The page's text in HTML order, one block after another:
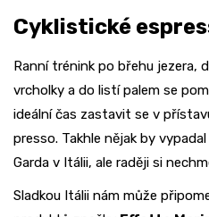
Cyklistické
Ranní trénink po břehu jezera,
vrcholky a do listí palem se
ideální čas zastavit se v
presso. Takhle nějak by
Garda v Itálii, ale raději si
Sladkou Itálii nám může